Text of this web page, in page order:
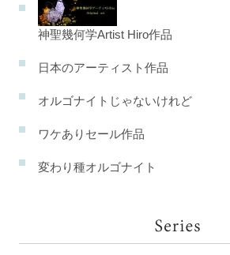
神聖幾何学Artist Hiro作品
日本のアーティスト作品
オルゴナイトじゃないけれど
ワケありセール作品
変わり種オルゴナイト